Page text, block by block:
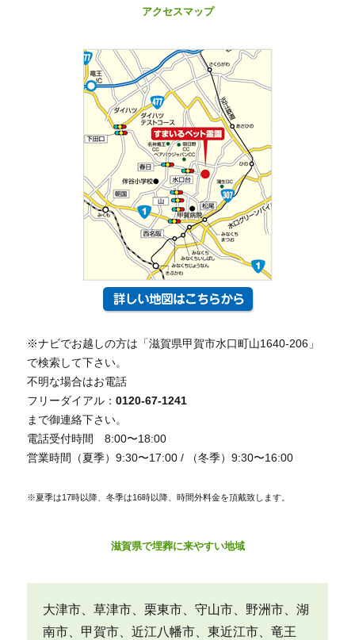
アクセスマップ
※ナビでお越しの方は「滋賀県甲賀市水口町山1640-206」
で検索して下さい。
不明な場合はお電話
フリーダイアル：0120-67-1241
まで御連絡下さい。
電話受付時間 8:00〜18:00
営業時間（夏季）9:30〜17:00 / （冬季）9:30〜16:00
※夏季は17時以降、冬季は16時以降、時間外料金を頂戴致します。
滋賀県で埋葬に来やすい地域
大津市、草津市、栗東市、守山市、野洲市、湖
南市、甲賀市、近江八幡市、東近江市、竜王